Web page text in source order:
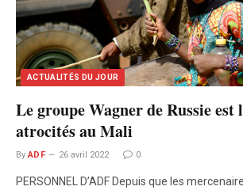
ACTUALITÉS DU JOUR
Le groupe Wagner de Russie est
atrocités au Mali
By ADF 26 avril 2022 0
PERSONNEL D’ADF Depuis que les